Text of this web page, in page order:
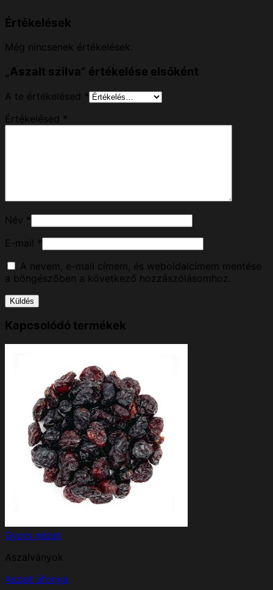
Értékelések
Még nincsenek értékelések.
„Aszalt szilva” értékelése elsőként
A te értékelésed *
Értékelésed *
Név *
E-mail *
A nevem, e-mail címem, és weboldalcímem mentése
a böngészőben a következő hozzászólásomhoz.
Kapcsolódó termékek
Gyors nézet
Aszalványok
Aszalt áfonya